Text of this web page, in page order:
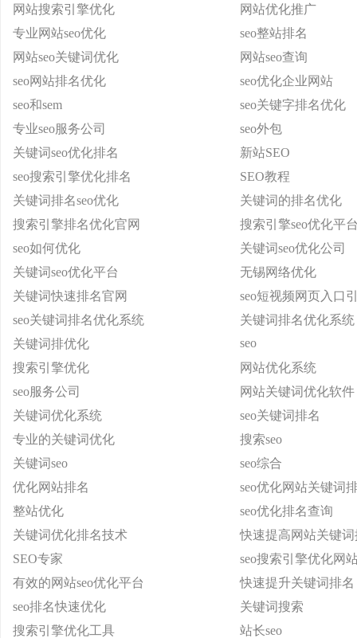
网站搜索引擎优化
网站优化推广
专业网站seo优化
seo整站排名
网站seo关键词优化
网站seo查询
seo网站排名优化
seo优化企业网站
seo和sem
seo关键字排名优化
专业seo服务公司
seo外包
关键词seo优化排名
新站SEO
seo搜索引擎优化排名
SEO教程
关键词排名seo优化
关键词的排名优化
搜索引擎排名优化官网
搜索引擎seo优化平
seo如何优化
关键词seo优化公司
关键词seo优化平台
无锡网络优化
关键词快速排名官网
seo短视频网页入口
seo关键词排名优化系统
关键词排名优化系统
关键词排优化
seo
搜索引擎优化
网站优化系统
seo服务公司
网站关键词优化软件
关键词优化系统
seo关键词排名
专业的关键词优化
搜索seo
关键词seo
seo综合
优化网站排名
seo优化网站关键词
整站优化
seo优化排名查询
关键词优化排名技术
快速提高网站关键
SEO专家
seo搜索引擎优化网
有效的网站seo优化平台
快速提升关键词排名
seo排名快速优化
关键词搜索
搜索引擎优化工具
站长seo